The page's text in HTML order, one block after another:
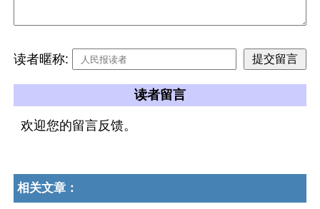
读者暱称:
读者留言
欢迎您的留言反馈。
相关文章：